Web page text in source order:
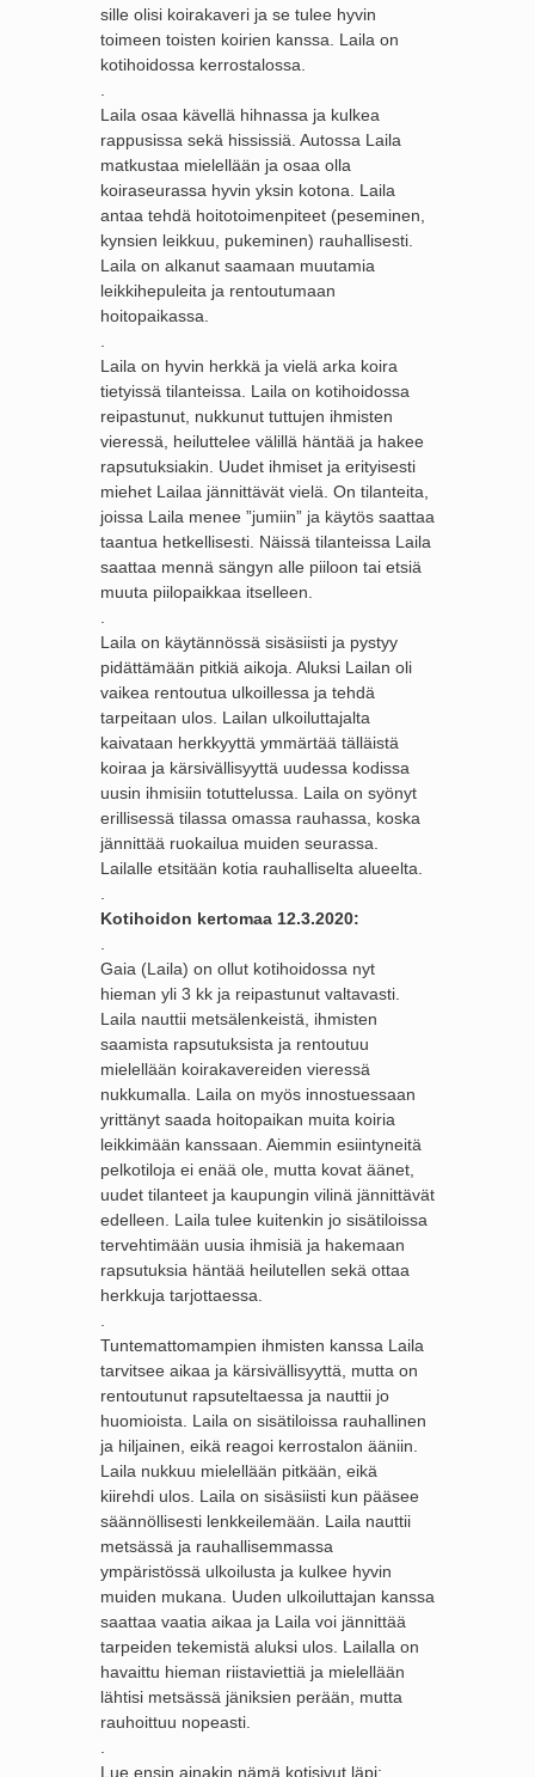
sille olisi koirakaveri ja se tulee hyvin
toimeen toisten koirien kanssa. Laila on
kotihoidossa kerrostalossa.
Laila osaa kävellä hihnassa ja kulkea
rappusissa sekä hississiä. Autossa Laila
matkustaa mielellään ja osaa olla
koiraseurassa hyvin yksin kotona. Laila
antaa tehdä hoitotoimenpiteet (peseminen,
kynsien leikkuu, pukeminen) rauhallisesti.
Laila on alkanut saamaan muutamia
leikkihepuleita ja rentoutumaan
hoitopaikassa.
Laila on hyvin herkkä ja vielä arka koira
tietyissä tilanteissa. Laila on kotihoidossa
reipastunut, nukkunut tuttujen ihmisten
vieressä, heiluttelee välillä häntää ja hakee
rapsutuksiakin. Uudet ihmiset ja erityisesti
miehet Lailaa jännittävät vielä. On tilanteita,
joissa Laila menee ”jumiin” ja käytös saattaa
taantua hetkellisesti. Näissä tilanteissa Laila
saattaa mennä sängyn alle piiloon tai etsiä
muuta piilopaikkaa itselleen.
Laila on käytännössä sisäsiisti ja pystyy
pidättämään pitkiä aikoja. Aluksi Lailan oli
vaikea rentoutua ulkoillessa ja tehdä
tarpeitaan ulos. Lailan ulkoiluttajalta
kaivataan herkkyyttä ymmärtää tälläistä
koiraa ja kärsivällisyyttä uudessa kodissa
uusin ihmisiin totuttelussa. Laila on syönyt
erillisessä tilassa omassa rauhassa, koska
jännittää ruokailua muiden seurassa.
Lailalle etsitään kotia rauhalliselta alueelta.
Kotihoidon kertomaa 12.3.2020:
Gaia (Laila) on ollut kotihoidossa nyt
hieman yli 3 kk ja reipastunut valtavasti.
Laila nauttii metsälenkeistä, ihmisten
saamista rapsutuksista ja rentoutuu
mielellään koirakavereiden vieressä
nukkumalla. Laila on myös innostuessaan
yrittänyt saada hoitopaikan muita koiria
leikkimään kanssaan. Aiemmin esiintyneitä
pelkotiloja ei enää ole, mutta kovat äänet,
uudet tilanteet ja kaupungin vilinä jännittävät
edelleen. Laila tulee kuitenkin jo sisätiloissa
tervehtimään uusia ihmisiä ja hakemaan
rapsutuksia häntää heilutellen sekä ottaa
herkkuja tarjottaessa.
Tuntemattomampien ihmisten kanssa Laila
tarvitsee aikaa ja kärsivällisyyttä, mutta on
rentoutunut rapsuteltaessa ja nauttii jo
huomioista. Laila on sisätiloissa rauhallinen
ja hiljainen, eikä reagoi kerrostalon ääniin.
Laila nukkuu mielellään pitkään, eikä
kiirehdi ulos. Laila on sisäsiisti kun pääsee
säännöllisesti lenkkeilemään. Laila nauttii
metsässä ja rauhallisemmassa
ympäristössä ulkoilusta ja kulkee hyvin
muiden mukana. Uuden ulkoiluttajan kanssa
saattaa vaatia aikaa ja Laila voi jännittää
tarpeiden tekemistä aluksi ulos. Lailalla on
havaittu hieman riistaviettiä ja mielellään
lähtisi metsässä jäniksien perään, mutta
rauhoittuu nopeasti.
Lue ensin ainakin nämä kotisivut läpi: